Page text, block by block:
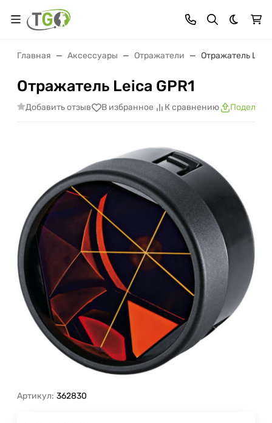
Темная
Главная Аксессуары Отражатели Отражатель
Отражатель Leica GPR1
Добавить отзыв В избранное К сравнению
Артикул: 362830